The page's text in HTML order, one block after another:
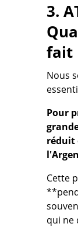
3.
fait
Nous
Pour
réduit
Cette
qui ne